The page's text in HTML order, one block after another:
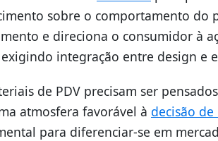
sobre o comportamento do
e direciona o consumidor à
integração entre design e
de PDV precisam ser
atmosfera favorável à decisão
para diferenciar-se em